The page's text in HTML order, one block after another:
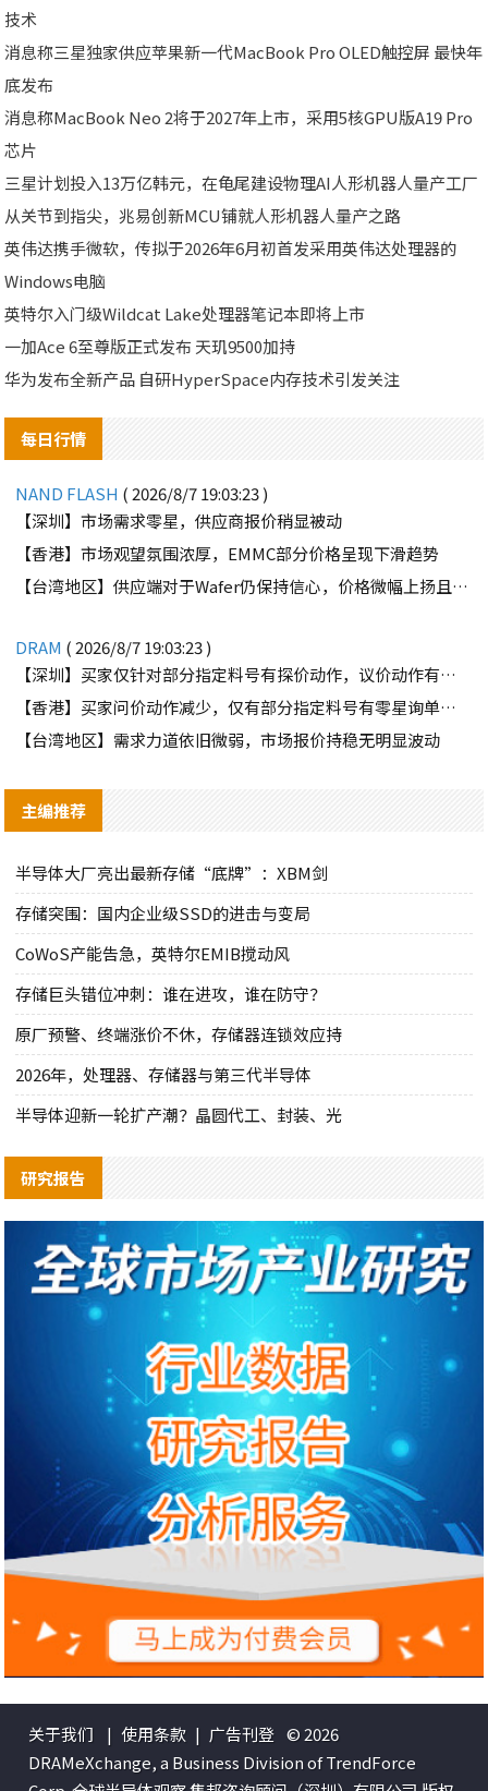
技术
消息称三星独家供应苹果新一代MacBook Pro OLED触控屏 最快年
底发布
消息称MacBook Neo 2将于2027年上市，采用5核GPU版A19 Pro
芯片
三星计划投入13万亿韩元，在龟尾建设物理AI人形机器人量产工厂
从关节到指尖，兆易创新MCU铺就人形机器人量产之路
英伟达携手微软，传拟于2026年6月初首发采用英伟达处理器的
Windows电脑
英特尔入门级Wildcat Lake处理器笔记本即将上市
一加Ace 6至尊版正式发布 天玑9500加持
华为发布全新产品 自研HyperSpace内存技术引发关注
每日行情
NAND FLASH ( 2026/8/7 19:03:23 )
【深圳】市场需求零星，供应商报价稍显被动
【香港】市场观望氛围浓厚，EMMC部分价格呈现下滑趋势
【台湾地区】供应端对于Wafer仍保持信心，价格微幅上扬且惜售态度不变
DRAM ( 2026/8/7 19:03:23 )
【深圳】买家仅针对部分指定料号有探价动作，议价动作有所减少
【香港】买家问价动作减少，仅有部分指定料号有零星询单动作
【台湾地区】需求力道依旧微弱，市场报价持稳无明显波动
主编推荐
半导体大厂亮出最新存储“底牌”：XBM剑
存储突围：国内企业级SSD的进击与变局
CoWoS产能告急，英特尔EMIB搅动风
存储巨头错位冲刺：谁在进攻，谁在防守？
原厂预警、终端涨价不休，存储器连锁效应持
2026年，处理器、存储器与第三代半导体
半导体迎新一轮扩产潮？晶圆代工、封装、光
研究报告
关于我们 | 使用条款 | 广告刊登 © 2026
DRAMeXchange, a Business Division of TrendForce